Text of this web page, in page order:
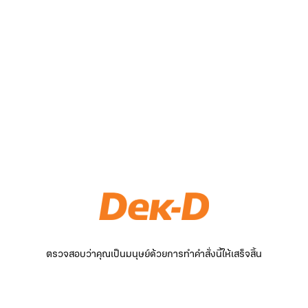
ตรวจสอบว่าคุณเป็นมนุษย์ด้วยการทำคำสั่งนี้ให้เสร็จสิ้น